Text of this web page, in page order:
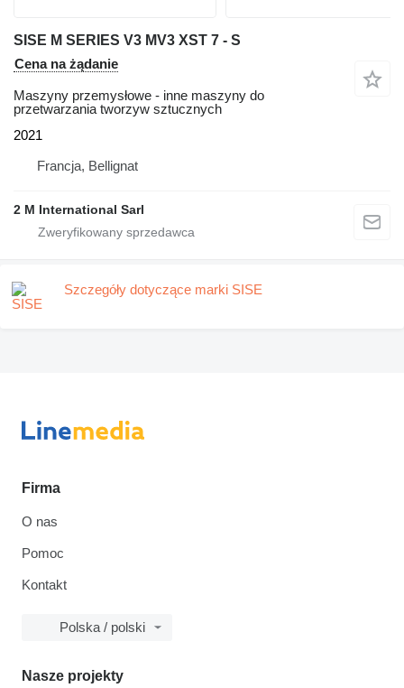
SISE M SERIES V3 MV3 XST 7 - S
Cena na żądanie
Maszyny przemysłowe - inne maszyny do
przetwarzania tworzyw sztucznych
2021
Francja, Bellignat
2 M International Sarl
Szczegóły dotyczące marki SISE
Firma
O nas
Pomoc
Kontakt
Polska / polski
Nasze projekty